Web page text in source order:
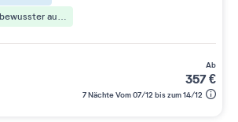
Verantwortungsbewusster aufenthalt
ab
357€
7 Nächte Vom 07/12 bis zum 14/12